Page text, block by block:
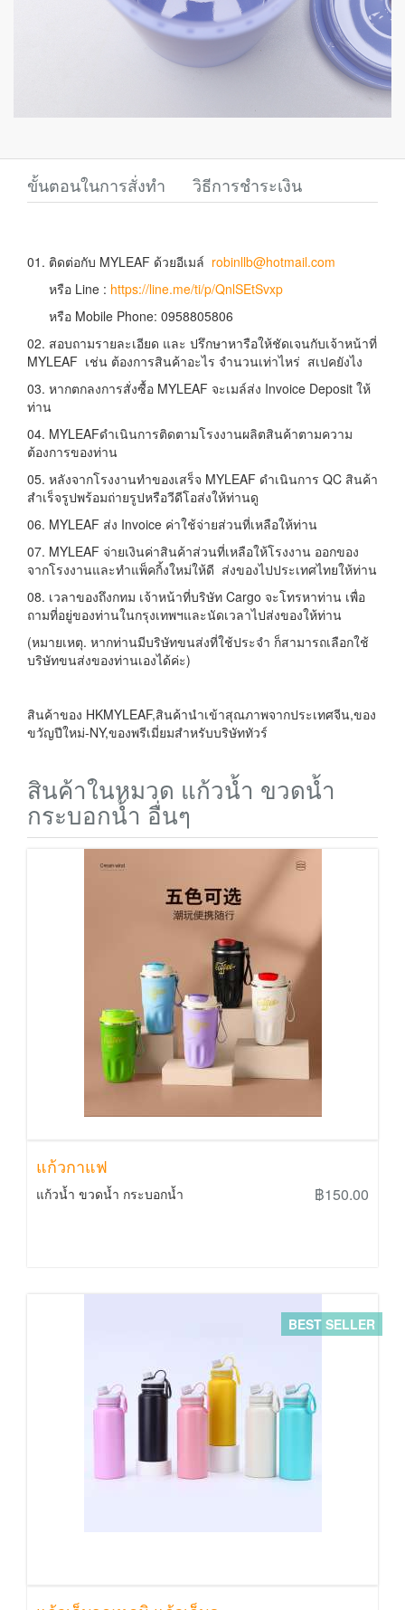
ขั้นตอนในการสั่งทำ วิธีการชำระเงิน
01. ติดต่อกับ MYLEAF ด้วยอีเมล์ robinllb@hotmail.com
หรือ Line : https://line.me/ti/p/QnlSEtSvxp
หรือ Mobile Phone: 0958805806
02. สอบถามรายละเอียด และ ปรึกษาหารือให้ชัดเจนกับเจ้าหน้าที่
MYLEAF เช่น ต้องการสินค้าอะไร จำนวนเท่าไหร่ สเปคยังไง
03. หากตกลงการสั่งซื้อ MYLEAF จะเมล์ส่ง Invoice Deposit ให้
ท่าน
04. MYLEAFดำเนินการติดตามโรงงานผลิตสินค้าตามความ
ต้องการของท่าน
05. หลังจากโรงงานทำของเสร็จ MYLEAF ดำเนินการ QC สินค้า
สำเร็จรูปพร้อมถ่ายรูปหรือวีดีโอส่งให้ท่านดู
06. MYLEAF ส่ง Invoice ค่าใช้จ่ายส่วนที่เหลือให้ท่าน
07. MYLEAF จ่ายเงินค่าสินค้าส่วนที่เหลือให้โรงงาน ออกของ
จากโรงงานและทำแพ็คกิ้งใหม่ให้ดี ส่งของไปประเทศไทยให้ท่าน
08. เวลาของถึงกทม เจ้าหน้าที่บริษัท Cargo จะโทรหาท่าน เพื่อ
ถามที่อยู่ของท่านในกรุงเทพฯและนัดเวลาไปส่งของให้ท่าน
(หมายเหตุ. หากท่านมีบริษัทขนส่งที่ใช้ประจำ ก็สามารถเลือกใช้
บริษัทขนส่งของท่านเองได้ค่ะ)
สินค้าของ HKMYLEAF,สินค้านำเข้าสุณภาพจากประเทศจีน,ของ
ขวัญปีใหม่-NY,ของพรีเมี่ยมสำหรับบริษัททัวร์
สินค้าในหมวด แก้วน้ำ ขวดน้ำ
กระบอกน้ำ อื่นๆ
แก้วกาแฟ
แก้วน้ำ ขวดน้ำ กระบอกน้ำ ฿150.00
BEST SELLER